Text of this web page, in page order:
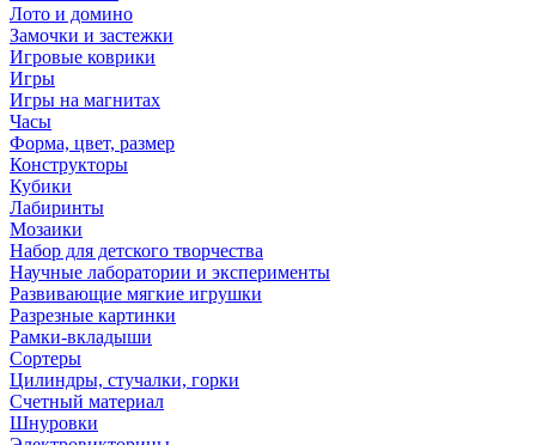
Лото и домино
Замочки и застежки
Игровые коврики
Игры
Игры на магнитах
Часы
Форма, цвет, размер
Конструкторы
Кубики
Лабиринты
Мозаики
Набор для детского творчества
Научные лаборатории и эксперименты
Развивающие мягкие игрушки
Разрезные картинки
Рамки-вкладыши
Сортеры
Цилиндры, стучалки, горки
Счетный материал
Шнуровки